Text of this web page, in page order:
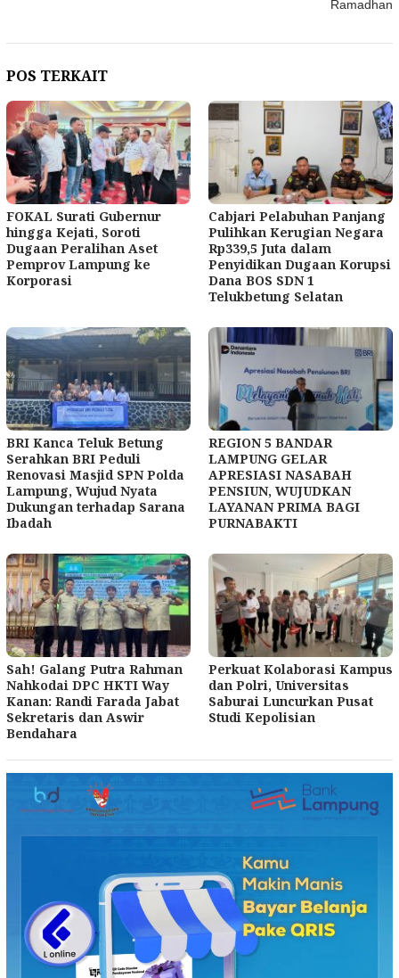
Ramadhan
POS TERKAIT
FOKAL Surati Gubernur
hingga Kejati, Soroti
Dugaan Peralihan Aset
Pemprov Lampung ke
Korporasi
Cabjari Pelabuhan Panjang
Pulihkan Kerugian Negara
Rp339,5 Juta dalam
Penyidikan Dugaan Korupsi
Dana BOS SDN 1
Telukbetung Selatan
BRI Kanca Teluk Betung
Serahkan BRI Peduli
Renovasi Masjid SPN Polda
Lampung, Wujud Nyata
Dukungan terhadap Sarana
Ibadah
REGION 5 BANDAR
LAMPUNG GELAR
APRESIASI NASABAH
PENSIUN, WUJUDKAN
LAYANAN PRIMA BAGI
PURNABAKTI
Sah! Galang Putra Rahman
Nahkodai DPC HKTI Way
Kanan: Randi Farada Jabat
Sekretaris dan Aswir
Bendahara
Perkuat Kolaborasi Kampus
dan Polri, Universitas
Saburai Luncurkan Pusat
Studi Kepolisian